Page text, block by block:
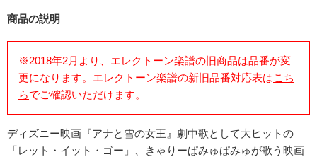
商品の説明
※2018年2月より、エレクトーン楽譜の旧商品は品番が変
更になります。エレクトーン楽譜の新旧品番対応表はこち
らでご確認いただけます。
ディズニー映画『アナと雪の女王』劇中歌として大ヒットの
「レット・イット・ゴー」、きゃりーぱみゅぱみゅが歌う映画